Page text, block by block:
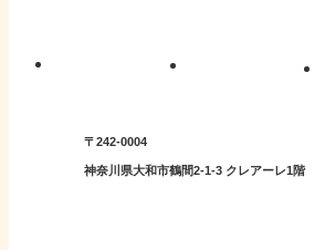
〒242-0004
神奈川県大和市鶴間2-1-3 クレアーレ1階